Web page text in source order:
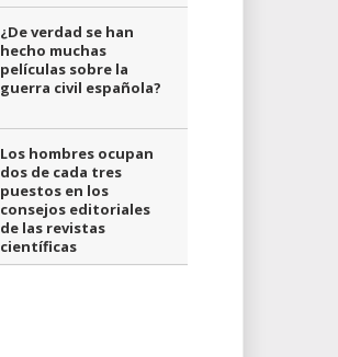
¿De verdad se han
hecho muchas
películas sobre la
guerra civil española?
Los hombres ocupan
dos de cada tres
puestos en los
consejos editoriales
de las revistas
científicas